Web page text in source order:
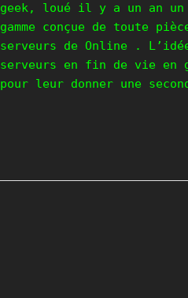
geek, loué il y a un an un
gamme conçue de toute
serveurs de Online .
serveurs en fin de vie en
pour leur donner une